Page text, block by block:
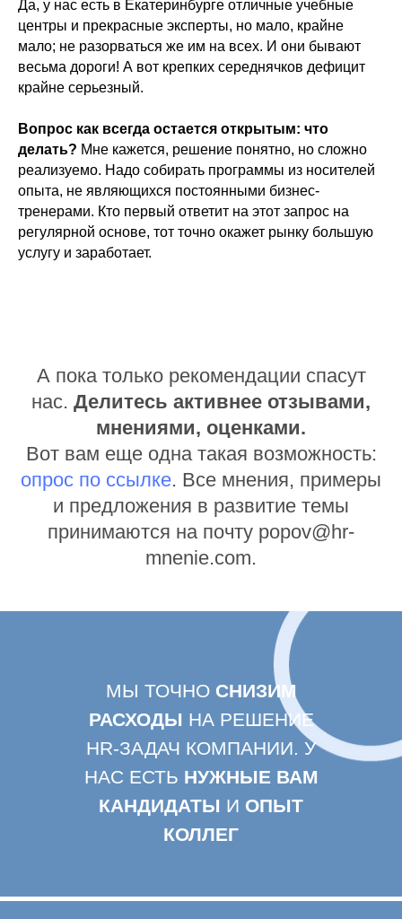
Да, у нас есть в Екатеринбурге отличные учебные
центры и прекрасные эксперты, но мало, крайне
мало; не разорваться же им на всех. И они бывают
весьма дороги! А вот крепких середнячков дефицит
крайне серьезный.
Вопрос как всегда остается открытым: что
делать? Мне кажется, решение понятно, но сложно
реализуемо. Надо собирать программы из носителей
опыта, не являющихся постоянными бизнес-
тренерами. Кто первый ответит на этот запрос на
регулярной основе, тот точно окажет рынку большую
услугу и заработает.
А пока только рекомендации спасут
нас. Делитесь активнее отзывами,
мнениями, оценками.
Вот вам еще одна такая возможность:
опрос по ссылке. Все мнения, примеры
и предложения в развитие темы
принимаются на почту popov@hr-
mnenie.com.
МЫ ТОЧНО СНИЗИМ
РАСХОДЫ НА РЕШЕНИЕ
HR-ЗАДАЧ КОМПАНИИ. У
НАС ЕСТЬ НУЖНЫЕ ВАМ
КАНДИДАТЫ И ОПЫТ
КОЛЛЕГ